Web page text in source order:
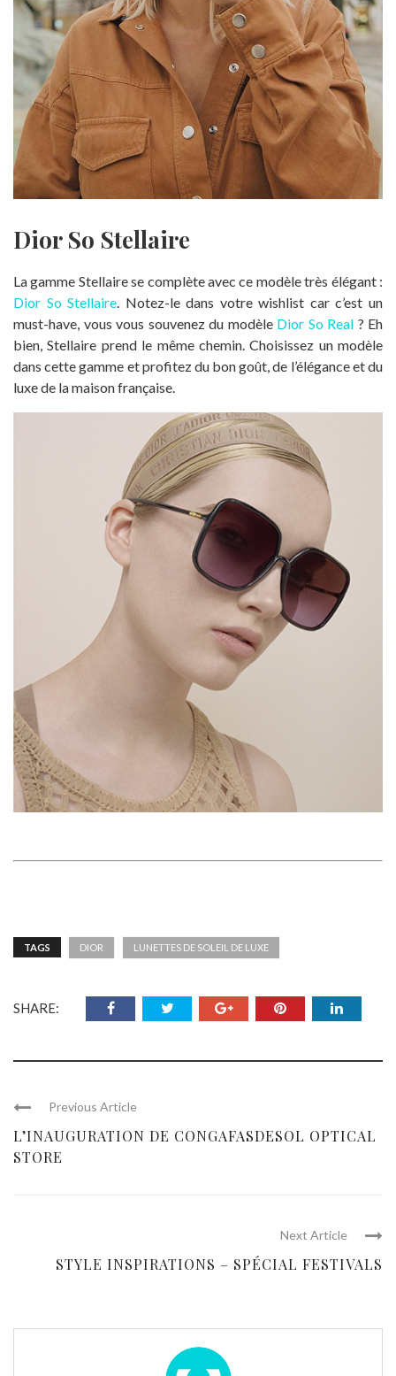
Dior So Stellaire
La gamme Stellaire se complète avec ce modèle très élégant :
Dior So Stellaire . Notez-le dans votre wishlist car c’est un
must-have, vous vous souvenez du modèle Dior So Real ? Eh
bien, Stellaire prend le même chemin. Choisissez un modèle
dans cette gamme et profitez du bon goût, de l’élégance et du
luxe de la maison française.
TAGS DIOR LUNETTES DE SOLEIL DE LUXE
SHARE:
Previous Article
L’INAUGURATION DE CONGAFASDESOL OPTICAL
STORE
Next Article
STYLE INSPIRATIONS – SPÉCIAL FESTIVALS